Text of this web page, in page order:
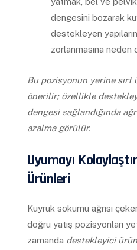
dengesini bozarak
destekleyen
zorlanmasına neden
Bu pozisyonun yerine sırt
önerilir; özellikle
dengesi sağlandığında
azalma görülür.
Uyumayı
Ürünleri
Kuyruk sokumu ağrısı
doğru yatış pozisyonları
zamanda destekleyici